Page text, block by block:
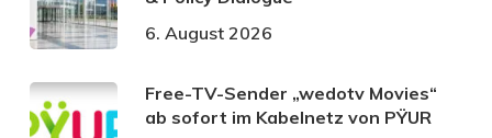
6. August 2026
Free-TV-Sender „wedotv Movies“
ab sofort im Kabelnetz von PŸUR